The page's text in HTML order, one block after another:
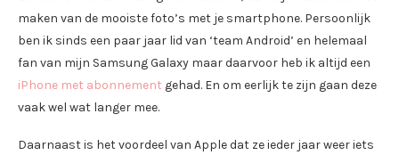
maken van de mooiste foto’s met je smartphone. Persoonlijk
ben ik sinds een paar jaar lid van ‘team Android’ en helemaal
fan van mijn Samsung Galaxy maar daarvoor heb ik altijd een
iPhone met abonnement gehad. En om eerlijk te zijn gaan deze
vaak wel wat langer mee.
Daarnaast is het voordeel van Apple dat ze ieder jaar weer iets